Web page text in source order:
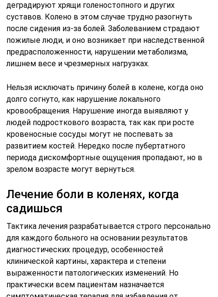
деградируют хрящи голеностопного и других
суставов. Колено в этом случае трудно разогнуть
после сидения из-за болей. Заболеванием страдают
пожилые люди, и оно возникает при наследственной
предрасположенности, нарушении метаболизма,
лишнем весе и чрезмерных нагрузках.
Нельзя исключать причину болей в колене, когда оно
долго согнуто, как нарушение локального
кровообращения. Нарушение иногда выявляют у
людей подросткового возраста, так как при росте
кровеносные сосуды могут не поспевать за
развитием костей. Нередко после пубертатного
периода дискомфортные ощущения пропадают, но в
зрелом возрасте могут вернуться.
Лечение боли в коленях, когда
садишься
Тактика лечения разрабатывается строго персонально
для каждого больного на основании результатов
диагностических процедур, особенностей
клинической картины, характера и степени
выраженности патологических изменений. Но
практически всем пациентам назначается